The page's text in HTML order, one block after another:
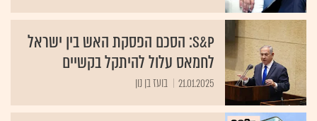
S&P: הסכם הפסקת האש בין ישראל
לחמאס עלול להיתקל בקשיים
21.01.2025 בועז בן נון